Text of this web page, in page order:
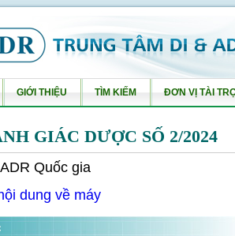
GIỚI THIỆU TÌM KIẾM ĐƠN VỊ TÀI
GIÁC DƯỢC SỐ 2/2024
Quốc gia
dung về máy